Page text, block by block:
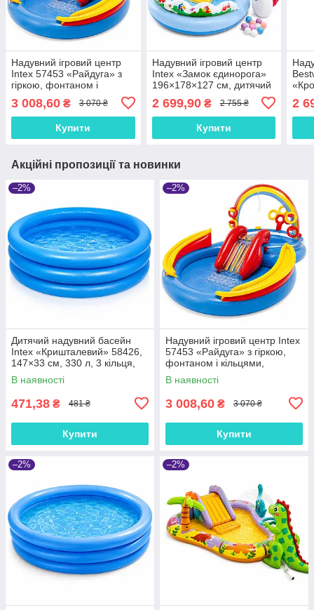
Надувний ігровий центр
Intex 57453 «Райдуга» з
гіркою, фонтаном і
кільцями, дитячий басейн
297×193×135 см, 2+
3 008,60 ₴ 3 070 ₴
Купити
Надувний ігровий центр
Intex «Замок єдинорога»
196×178×127 см, дитячий
фонтаном, 234 л, до 54 кг,
від 2 років
2 699,90₴ 2 755 ₴
Купити
від
2
Акційні пропозиції та новинки
–2%
Дитячий надувний басейн
Intex «Кришталевий» 58426,
147×33 см, 330 л, 3 кільця,
від 2 років, круглий, синій
В наявності
471,38 ₴ 481 ₴
Купити
–2%
Надувний ігровий центр Intex
57453 «Райдуга» з гіркою,
фонтаном і кільцями,
дитячий басейн 297×193×135
см, 2+
В наявності
3 008,60 ₴ 3 070 ₴
Купити
–2% –2%